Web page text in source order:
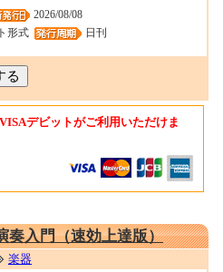
2026/08/08
形式
日刊
デビットがご利用いただけま
奏入門（速効上達版）
楽器